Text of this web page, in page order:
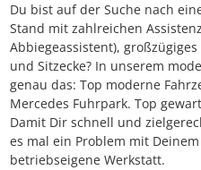
Du bist auf der Suche nach
Stand mit zahlreichen
Abbiegeassistent),
und Sitzecke? In unserem
genau das: Top moderne
Mercedes Fuhrpark. Top
Damit Dir schnell und
es mal ein Problem mit
betriebseigene Werkstatt.